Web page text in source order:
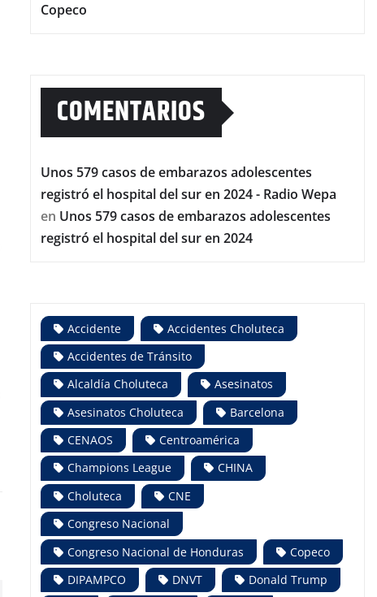
Copeco
COMENTARIOS
Unos 579 casos de embarazos adolescentes
registró el hospital del sur en 2024 - Radio Wepa
en Unos 579 casos de embarazos adolescentes
registró el hospital del sur en 2024
Accidente
Accidentes Choluteca
Accidentes de Tránsito
Alcaldía Choluteca
Asesinatos
Asesinatos Choluteca
Barcelona
CENAOS
Centroamérica
Champions League
CHINA
Choluteca
CNE
Congreso Nacional
Congreso Nacional de Honduras
Copeco
DIPAMPCO
DNVT
Donald Trump